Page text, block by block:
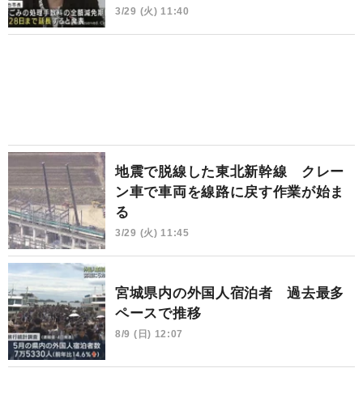
3/29 (火) 11:40
地震で脱線した東北新幹線 クレー
ン車で車両を線路に戻す作業が始ま
る
3/29 (火) 11:45
宮城県内の外国人宿泊者 過去最多
ペースで推移
8/9 (日) 12:07